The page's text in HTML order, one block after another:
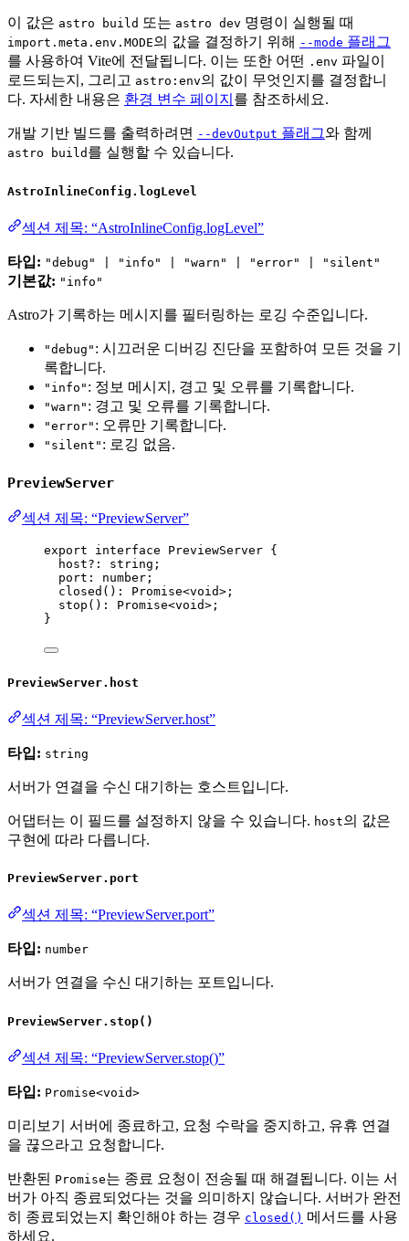
이 값은 astro build 또는 astro dev 명령이 실행될 때
import.meta.env.MODE의 값을 결정하기 위해 --mode 플래그
를 사용하여 Vite에 전달됩니다. 이는 또한 어떤
.env 파일이
로드되는지, 그리고 astro:env의 값이 무엇인지를 결정합니
다. 자세한 내용은 환경 변수 페이지 를 참조하세요.
개발 기반 빌드를 출력하려면 --devOutput 플래그와 함께
astro build 를 실행할 수 있습니다.
AstroInlineConfig.logLevel
섹션 제목: “AstroInlineConfig.logLevel”
타입: "debug" | "info" | "warn" | "error" | "silent"
기본값: "info"
Astro가 기록하는 메시지를 필터링하는 로깅 수준입니다.
"debug" : 시끄러운 디버깅 진단을 포함하여 모든 것을 기
록합니다.
"info" : 정보 메시지, 경고 및 오류를 기록합니다.
"warn" : 경고 및 오류를 기록합니다.
"error" : 오류만 기록합니다.
"silent" : 로깅 없음.
PreviewServer
섹션 제목: “PreviewServer”
export interface PreviewServer {
host?: string ;
port : number ;
closed () : Promise<void>;
stop () : Promise<void>;
}
PreviewServer.host
섹션 제목: “PreviewServer.host”
타입: string
서버가 연결을 수신 대기하는 호스트입니다.
어댑터는 이 필드를 설정하지 않을 수 있습니다. host의 값은
구현에 따라 다릅니다.
PreviewServer.port
섹션 제목: “PreviewServer.port”
타입: number
서버가 연결을 수신 대기하는 포트입니다.
PreviewServer.stop()
섹션 제목: “PreviewServer.stop()”
타입: Promise<void>
미리보기 서버에 종료하고, 요청 수락을 중지하고, 유휴 연결
을 끊으라고 요청합니다.
반환된 Promise는 종료 요청이 전송될 때 해결됩니다. 이는 서
버가 아직 종료되었다는 것을 의미하지 않습니다. 서버가 완전
히 종료되었는지 확인해야 하는 경우 closed() 메서드를 사용
하세요.